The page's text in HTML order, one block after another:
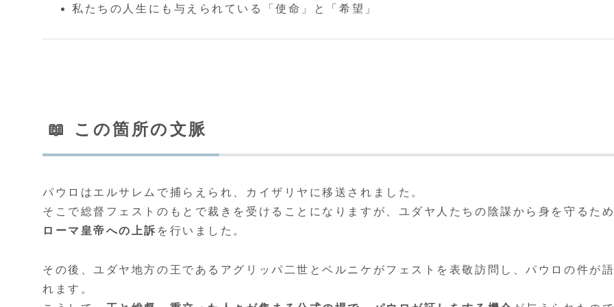
私たちの人生にも与えられている「使命」と「希望」
📖 この箇所の文脈
パウロはエルサレムで捕らえられ、カイザリヤに移送されました。
そこで総督フェストのもとで裁きを受けることになりますが、ユダヤ人たちの陰謀から身を守るため
ローマ皇帝への上訴 を行いました。
その後、ユダヤ地方の王であるアグリッパ二世とベルニケがフェストを表敬訪問し、パウロの件が語
れます。